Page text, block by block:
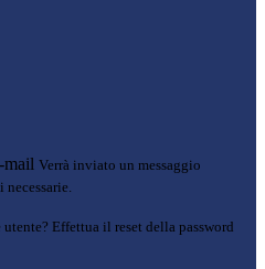
mail Verrà inviato un messaggio
Effettua il reset della password